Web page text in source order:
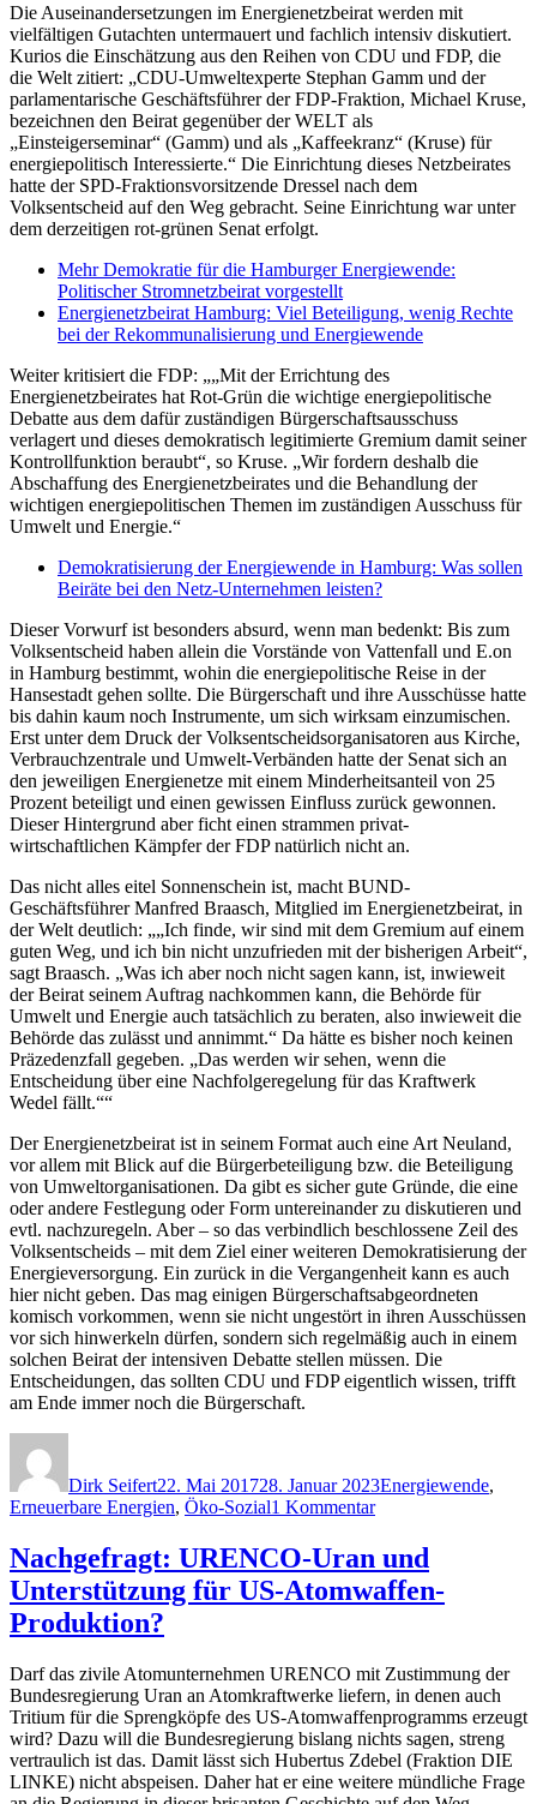
Die Auseinandersetzungen im Energienetzbeirat werden mit
vielfältigen Gutachten untermauert und fachlich intensiv diskutiert.
Kurios die Einschätzung aus den Reihen von CDU und FDP, die
die Welt zitiert: „CDU-Umweltexperte Stephan Gamm und der
parlamentarische Geschäftsführer der FDP-Fraktion, Michael Kruse,
bezeichnen den Beirat gegenüber der WELT als
„Einsteigerseminar“ (Gamm) und als „Kaffeekranz“ (Kruse) für
energiepolitisch Interessierte.“ Die Einrichtung dieses Netzbeirates
hatte der SPD-Fraktionsvorsitzende Dressel nach dem
Volksentscheid auf den Weg gebracht. Seine Einrichtung war unter
dem derzeitigen rot-grünen Senat erfolgt.
Mehr Demokratie für die Hamburger Energiewende:
Politischer Stromnetzbeirat vorgestellt
Energienetzbeirat Hamburg: Viel Beteiligung, wenig Rechte
bei der Rekommunalisierung und Energiewende
Weiter kritisiert die FDP: „„Mit der Errichtung des
Energienetzbeirates hat Rot-Grün die wichtige energiepolitische
Debatte aus dem dafür zuständigen Bürgerschaftsausschuss
verlagert und dieses demokratisch legitimierte Gremium damit seiner
Kontrollfunktion beraubt“, so Kruse. „Wir fordern deshalb die
Abschaffung des Energienetzbeirates und die Behandlung der
wichtigen energiepolitischen Themen im zuständigen Ausschuss für
Umwelt und Energie.“
Demokratisierung der Energiewende in Hamburg: Was sollen
Beiräte bei den Netz-Unternehmen leisten?
Dieser Vorwurf ist besonders absurd, wenn man bedenkt: Bis zum
Volksentscheid haben allein die Vorstände von Vattenfall und E.on
in Hamburg bestimmt, wohin die energiepolitische Reise in der
Hansestadt gehen sollte. Die Bürgerschaft und ihre Ausschüsse hatte
bis dahin kaum noch Instrumente, um sich wirksam einzumischen.
Erst unter dem Druck der Volksentscheidsorganisatoren aus Kirche,
Verbrauchzentrale und Umwelt-Verbänden hatte der Senat sich an
den jeweiligen Energienetze mit einem Minderheitsanteil von 25
Prozent beteiligt und einen gewissen Einfluss zurück gewonnen.
Dieser Hintergrund aber ficht einen strammen privat-
wirtschaftlichen Kämpfer der FDP natürlich nicht an.
Das nicht alles eitel Sonnenschein ist, macht BUND-
Geschäftsführer Manfred Braasch, Mitglied im Energienetzbeirat, in
der Welt deutlich: „„Ich finde, wir sind mit dem Gremium auf einem
guten Weg, und ich bin nicht unzufrieden mit der bisherigen Arbeit“,
sagt Braasch. „Was ich aber noch nicht sagen kann, ist, inwieweit
der Beirat seinem Auftrag nachkommen kann, die Behörde für
Umwelt und Energie auch tatsächlich zu beraten, also inwieweit die
Behörde das zulässt und annimmt.“ Da hätte es bisher noch keinen
Präzedenzfall gegeben. „Das werden wir sehen, wenn die
Entscheidung über eine Nachfolgeregelung für das Kraftwerk
Wedel fällt.““
Der Energienetzbeirat ist in seinem Format auch eine Art Neuland,
vor allem mit Blick auf die Bürgerbeteiligung bzw. die Beteiligung
von Umweltorganisationen. Da gibt es sicher gute Gründe, die eine
oder andere Festlegung oder Form untereinander zu diskutieren und
evtl. nachzuregeln. Aber – so das verbindlich beschlossene Zeil des
Volksentscheids – mit dem Ziel einer weiteren Demokratisierung der
Energieversorgung. Ein zurück in die Vergangenheit kann es auch
hier nicht geben. Das mag einigen Bürgerschaftsabgeordneten
komisch vorkommen, wenn sie nicht ungestört in ihren Ausschüssen
vor sich hinwerkeln dürfen, sondern sich regelmäßig auch in einem
solchen Beirat der intensiven Debatte stellen müssen. Die
Entscheidungen, das sollten CDU und FDP eigentlich wissen, trifft
am Ende immer noch die Bürgerschaft.
Dirk Seifert22. Mai 201728. Januar 2023Energiewende,
Erneuerbare Energien, Öko-Sozial1 Kommentarzu
die
Vergangenheit:
greifen
Ergebnisse
des
Volksentscheids
„Unser
Hamburg
Nachgefragt: URENCO-Uran und
Unterstützung für US-Atomwaffen-
Produktion?
Darf das zivile Atomunternehmen URENCO mit Zustimmung der
Bundesregierung Uran an Atomkraftwerke liefern, in denen auch
Tritium für die Sprengköpfe des US-Atomwaffenprogramms erzeugt
wird? Dazu will die Bundesregierung bislang nichts sagen, streng
vertraulich ist das. Damit lässt sich Hubertus Zdebel (Fraktion DIE
LINKE) nicht abspeisen. Daher hat er eine weitere mündliche Frage